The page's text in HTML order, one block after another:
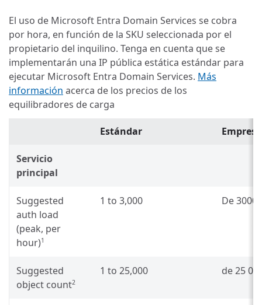
El uso de Microsoft Entra Domain Services se cobra
por hora, en función de la SKU seleccionada por el
propietario del inquilino. Tenga en cuenta que se
implementarán una IP pública estática estándar para
ejecutar Microsoft Entra Domain Services. Más
información acerca de los precios de los
equilibradores de carga
Estándar Empresa
Servicio
principal
Suggested
auth load
(peak, per
hour)1
1 to 3,000 De 3000
Suggested
object count2
1 to 25,000 de 25